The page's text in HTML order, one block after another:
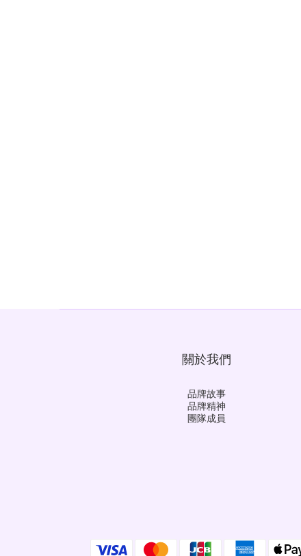
關於我們
品牌故事
品牌精神
團隊成員